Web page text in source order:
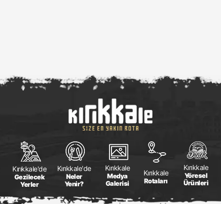
Kırıkkale'de
Gezilecek
Yerler
Kırıkkale'de
Neler
Yenir?
Kırıkkale
Medya
Galerisi
Kırıkkale
Rotaları
Kırıkkale
Yöresel
Ürünleri